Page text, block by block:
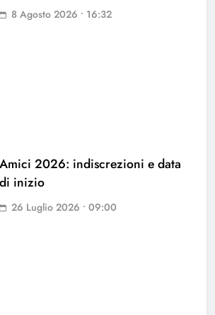
8 Agosto 2026 • 16:32
Amici 2026: indiscrezioni e data
di inizio
26 Luglio 2026 • 09:00